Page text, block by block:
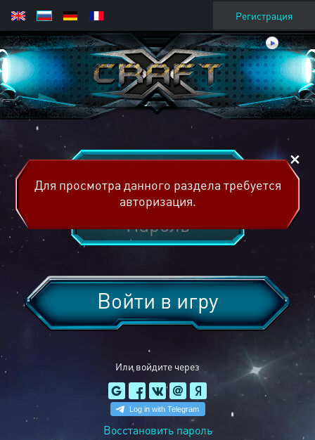
Регистрация
Или войдите через
Войти в игру
Восстановить пароль
Для просмотра данного раздела требуется
авторизация.